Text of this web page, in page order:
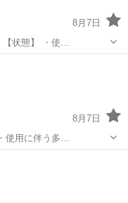
8月7日
フレーム 【状態】 ・使…
8月7日
使用に伴う多…